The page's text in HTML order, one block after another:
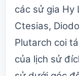
các sử gia Hy
Ctesias,
Plutarch coi
của lịch sử